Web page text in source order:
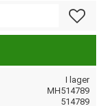
I lager
MH514789
514789